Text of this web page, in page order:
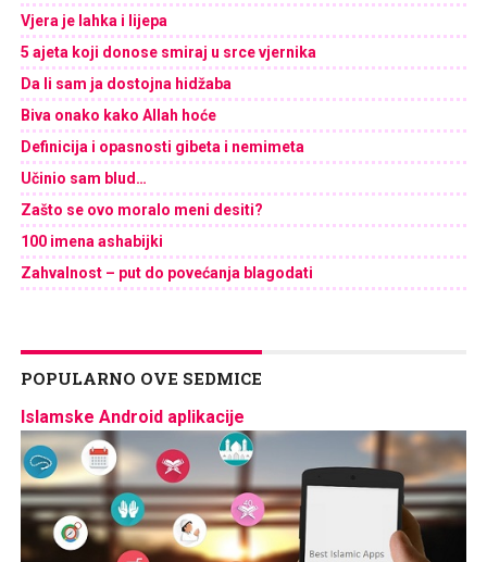
Vjera je lahka i lijepa
5 ajeta koji donose smiraj u srce vjernika
Da li sam ja dostojna hidžaba
Biva onako kako Allah hoće
Definicija i opasnosti gibeta i nemimeta
Učinio sam blud…
Zašto se ovo moralo meni desiti?
100 imena ashabijki
Zahvalnost – put do povećanja blagodati
POPULARNO OVE SEDMICE
Islamske Android aplikacije